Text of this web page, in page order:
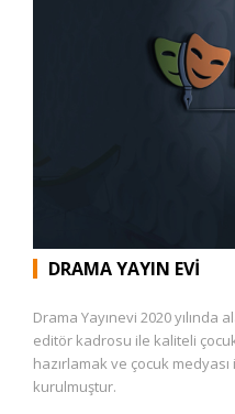
DRAMA YAYIN EVI
Drama Yayınevi 2020 yılında
editör kadrosu ile kaliteli
hazırlamak ve çocuk
kurulmuştur.